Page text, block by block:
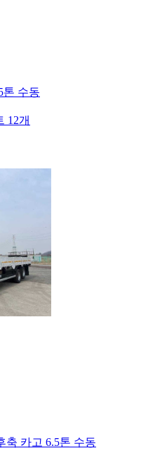
톤 수동
12개
축 카고 6.5톤 수동